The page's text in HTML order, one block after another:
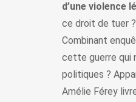
d’une violence
ce droit de tuer ?
Combinant
cette guerre qui
politiques ?
Amélie Férey